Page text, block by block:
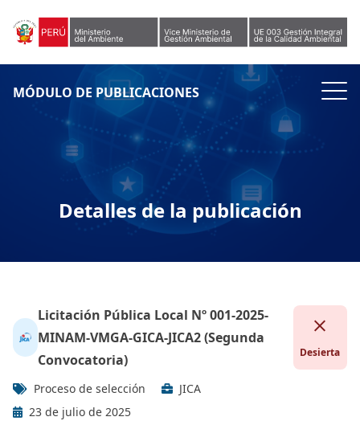
MÓDULO DE PUBLICACIONES
Detalles de la publicación
Licitación Pública Local Nº 001-2025-
MINAM-VMGA-GICA-JICA2 (Segunda
Convocatoria)
Desierta
Proceso de selección
JICA
23 de julio de 2025